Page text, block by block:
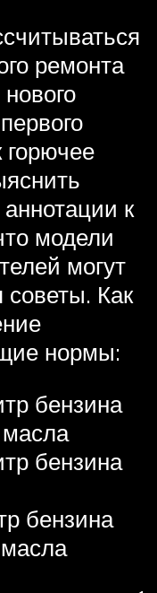
ремонта
горючее
к
модели
могут
Как
нормы:
бензина
масла
бензина
бензина